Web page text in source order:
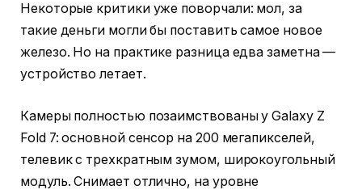
Некоторые критики уже поворчали: мол, за
такие деньги могли бы поставить самое новое
железо. Но на практике разница едва заметна —
устройство летает.
Камеры полностью позаимствованы у Galaxy Z
Fold 7: основной сенсор на 200 мегапикселей,
телевик с трехкратным зумом, широкоугольный
модуль. Снимает отлично, на уровне